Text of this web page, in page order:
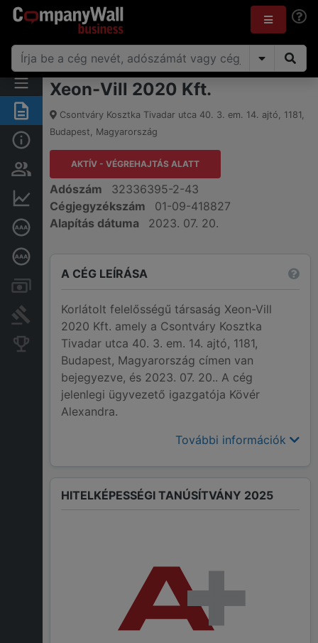
Összegzés
Alap információk
Személyek és tulajdonjog
Cégkiválósági tanúsítvány
Mélyreható hitelminősítés
Bírósági eljárások
Konkurens cégek
Xeon-Vill 2020 Kft.
Csontváry Kosztka Tivadar utca 40. 3. em. 14. ajtó, 1181,
Budapest, Magyarország
AKTÍV - VÉGREHAJTÁS ALATT
Adószám
32336395-2-43
Cégjegyzékszám
01-09-418827
Alapítás dátuma
2023. 07. 20.
A CÉG LEÍRÁSA
Korlátolt felelősségű társaság Xeon-Vill
2020 Kft. amely a Csontváry Kosztka
Tivadar utca 40. 3. em. 14. ajtó, 1181,
Budapest, Magyarország címen van
bejegyezve, és 2023. 07. 20.. A cég
jelenlegi ügyvezető igazgatója Kövér
Alexandra.
További információk
HITELKÉPESSÉGI TANÚSÍTVÁNY 2025